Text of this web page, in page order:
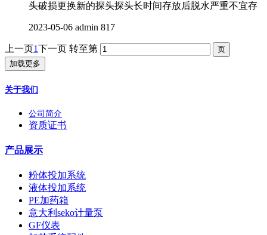
头破损更换新的探头探头长时间存放后脱水严重不宜存
2023-05-06 admin 817
上一页1下一页 转至第
加载更多
关于我们
公司简介
资质证书
产品展示
粉体投加系统
液体投加系统
PE加药箱
意大利seko计量泵
GF仪表